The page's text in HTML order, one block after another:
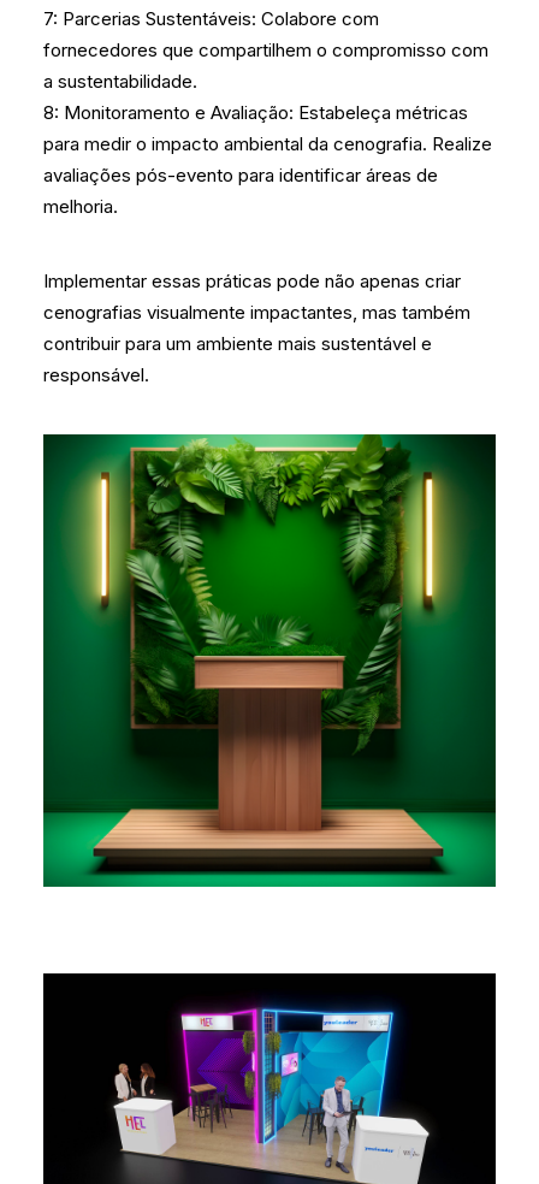
7: Parcerias Sustentáveis: Colabore com
fornecedores que compartilhem o compromisso com
a sustentabilidade.
8: Monitoramento e Avaliação: Estabeleça métricas
para medir o impacto ambiental da cenografia. Realize
avaliações pós-evento para identificar áreas de
melhoria.
Implementar essas práticas pode não apenas criar
cenografias visualmente impactantes, mas também
contribuir para um ambiente mais sustentável e
responsável.